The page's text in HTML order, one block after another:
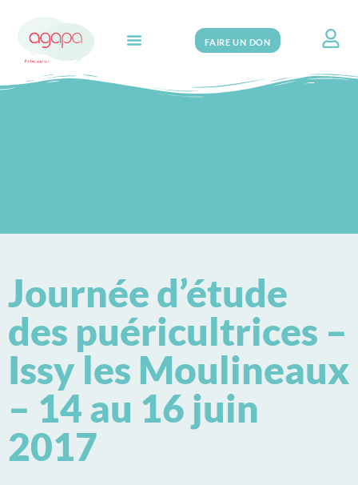
FAIRE UN DON
Journée d’étude
des puéricultrices –
Issy les Moulineaux
– 14 au 16 juin
2017